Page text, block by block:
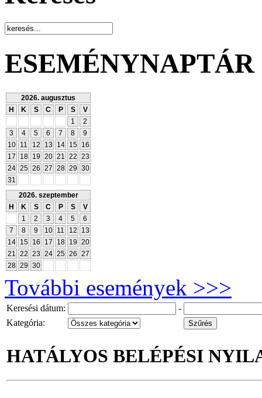
ESEMÉNYNAPTÁR
2026. augusztus
H
K S C P S
V
1
2
3
4 5 6 7 8
9
10
11 12 13 14 15
16
17
18 19 20 21 22 23
24 25 26 27 28 29 30
31
2026. szeptember
H
K S C P S
V
1
2 3 4 5
6
7
8 9 10 11 12
13
14
15 16 17 18 19 20
21 22 23 24 25 26 27
28 29 30
További események >>>
Keresési dátum:
-
Kategória:
HATÁLYOS BELÉPÉSI